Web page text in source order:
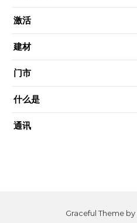
激活
建材
门市
什么是
通讯
Graceful Theme by